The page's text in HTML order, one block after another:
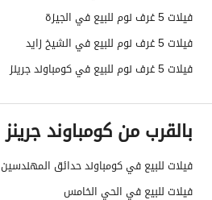
فيلات 5 غرف نوم للبيع في الجيزة
فيلات 5 غرف نوم للبيع في الشيخ زايد
فيلات 5 غرف نوم للبيع في كومباوند جرينز
بالقرب من كومباوند جرينز
فيلات للبيع في كومباوند حدائق المهندسين
فيلات للبيع في الحي الخامس